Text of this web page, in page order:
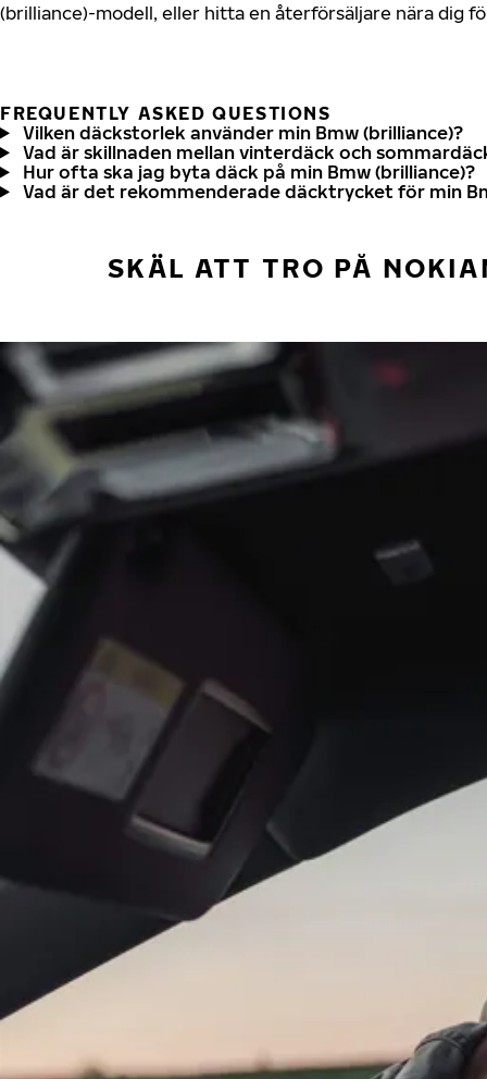
(brilliance)-modell, eller hitta en återförsäljare nära dig
FREQUENTLY ASKED QUESTIONS
Vilken däckstorlek använder min Bmw (brilliance)?
Vad är skillnaden mellan vinterdäck och
Hur ofta ska jag byta däck på min Bmw (brilliance)?
Vad är det rekommenderade däcktrycket för min
SKÄL ATT TRO PÅ